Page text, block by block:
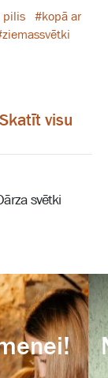
pilis #kopā ar
Skatīt visu
svētki